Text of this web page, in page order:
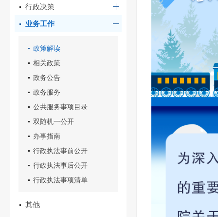
行政决策
业务工作
政策解读
相关政策
政务公告
政务服务
公共服务事项目录
双随机一公开
办事指南
行政执法事前公开
行政执法事后公开
行政执法事项清单
其他